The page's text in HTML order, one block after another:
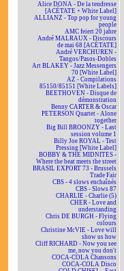
Alice DONA - De la tendresse
[ACÉTATE + White Label]
ALLIANZ - Top pop for young
people
AMC feiert 20 jahre
André MALRAUX - Discours
de mai 68 [ACÉTATE]
André VERCHUREN -
Tangos/Pasos-Dobles
Art BLAKEY - Jazz Messengers
70 [White Label]
AZ - Compilations
85150/85151 [White Labels]
BEETHOVEN - Disque de
démonstration
Benny CARTER & Oscar
PETERSON Quartet - Alone
together
Big Bill BROONZY - Last
session volume 1
Billy Joe ROYAL - Test
Pressing [White Label]
BOBBY & THE MIDNITES -
Where the beat meets the street
BRASIL EXPORT 73 - Brussels
Trade Fair
CBS - 4 slows enchaînés
CBS - Slows 87
CHARLIE - Charlie (5)
CHER - Love and
understanding
Chris DE BURGH - Flying
colours
Christine McVIE - Love will
show us how
Cliff RICHARD - Now you see
me, now you don't
COCA-COLA Chansons
COCA-COLA Disco